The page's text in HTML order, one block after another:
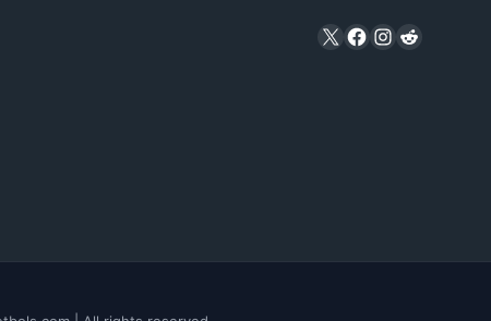
X Facebook
Instagram
Reddit